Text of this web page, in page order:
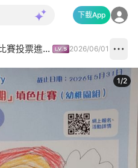
下載App
「我的Chill賞假期」填色比賽投票進行中✅ 2026/06/01
1/2